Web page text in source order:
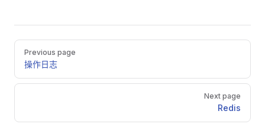
Pager
Previous page
操作日志
Next page
Redis